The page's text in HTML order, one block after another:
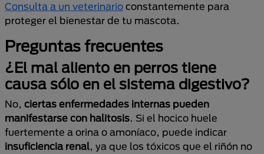
Consulta a un veterinario constantemente para
proteger el bienestar de tu mascota.
Preguntas frecuentes
¿El mal aliento en perros tiene
causa sólo en el sistema digestivo?
No, ciertas enfermedades internas pueden
manifestarse con halitosis. Si el hocico huele
fuertemente a orina o amoníaco, puede indicar
insuficiencia renal, ya que los tóxicos que el riñón no